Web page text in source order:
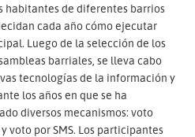
habitantes de diferentes barrios
cada año cómo ejecutar
Luego de la selección de los
barriales, se lleva cabo
tecnologías de la información y
los años en que se ha
diversos mecanismos: voto
voto por SMS. Los participantes